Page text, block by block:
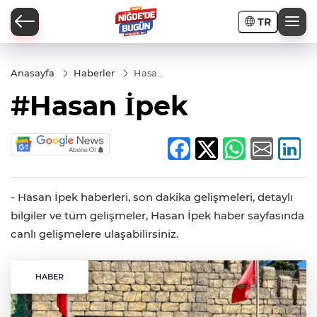
TR
Anasayfa Haberler
Hasan
#Hasan İpek
- Hasan İpek haberleri, son dakika gelişmeleri, detaylı
bilgiler ve tüm gelişmeler, Hasan İpek haber sayfasında
canlı gelişmelere ulaşabilirsiniz.
HABER